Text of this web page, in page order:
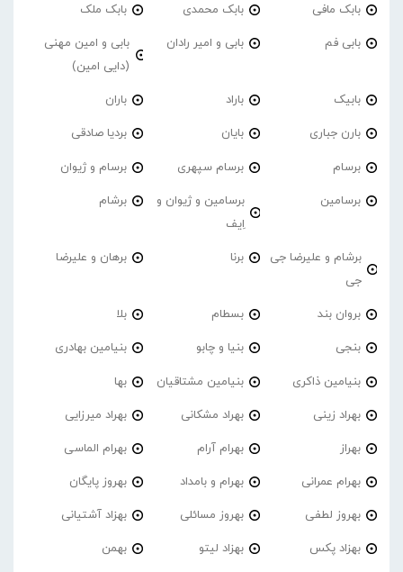
بابک مافی بابک محمدی بابک ملک
بابی فم بابی و امیر رادان
بابی و امین مهنی
(دایی امین)
بابیک باراد باران
بارن جباری بایان بردیا صادقی
برسام برسام سپهری برسام و ژیوان
برسامین
برسامین و ژیوان و
اِیف
برشام
برشام و علیرضا جی
جی
برنا برهان و علیرضا
بروان بند بسطام بلا
بنجی بنیا و چابو بنیامین بهادری
بنیامین ذاکری بنیامین مشتاقیان بها
بهراد زینی بهراد مشکانی بهراد میرزایی
بهراز بهرام آرام بهرام الماسی
بهرام عمرانی بهرام و بامداد بهروز پایگان
بهروز لطفی بهروز مسائلی بهزاد آشتیانی
بهزاد پکس بهزاد لیتو بهمن